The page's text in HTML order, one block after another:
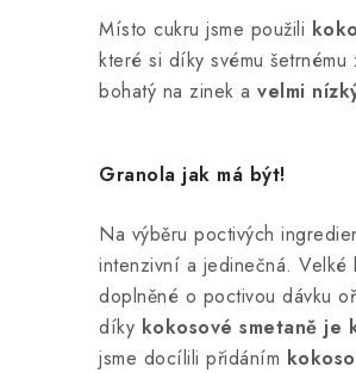
Místo cukru jsme použili
které si díky svému
bohatý na zinek a velmi
Granola jak má být!
Na výběru poctivých
intenzivní a jedinečná. Velké
doplněné o poctivou dávku
díky kokosové smetaně je
jsme docílili přidáním